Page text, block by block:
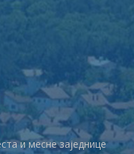
и месне заједнице